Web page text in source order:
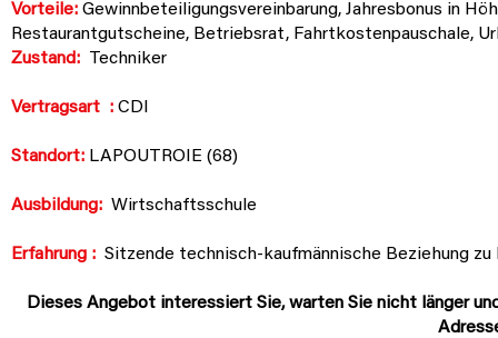
Vorteile: Gewinnbeteiligungsvereinbarung, Jahresbonus in
Restaurantgutscheine, Betriebsrat, Fahrtkostenpauschale,
Zustand: Techniker
Vertragsart : CDI
Standort: LAPOUTROIE (68)
Ausbildung: Wirtschaftsschule
Erfahrung : Sitzende technisch-kaufmännische Beziehung
Dieses Angebot interessiert Sie, warten Sie nicht länger